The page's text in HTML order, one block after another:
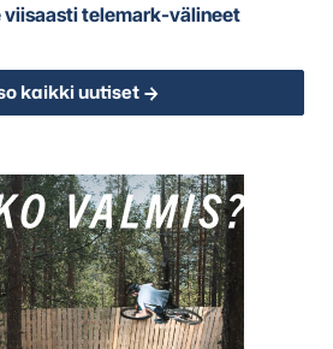
viisaasti telemark-välineet
kaikki uutiset